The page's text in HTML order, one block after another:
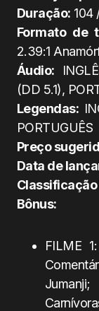
Duração: 104
Formato de
2.39:1
Áudio:
(DD 5.1),
Legendas:
PORTUGUÊS
Preço
Data de
Bônus:
FILME